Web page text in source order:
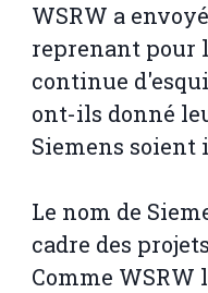
WSRW a
reprenant pour
continue
ont-ils donné
Siemens soient
Le nom de
cadre des
Comme